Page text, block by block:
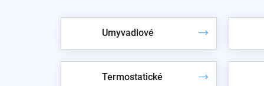
Umyvadlové
Termostatické